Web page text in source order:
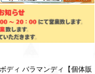
ディ バラマンディ【個体販